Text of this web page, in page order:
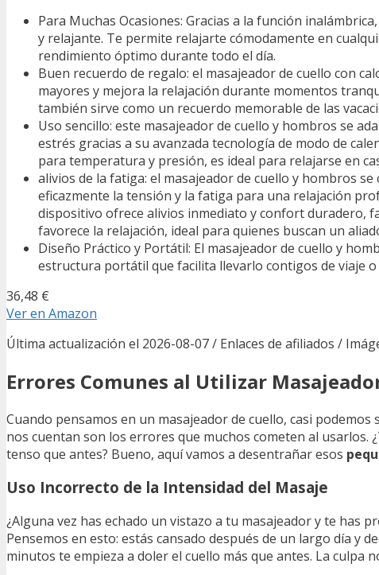
Para Muchas Ocasiones: Gracias a la función
y relajante. Te permite relajarte cómodamente en
rendimiento óptimo durante todo el día.
Buen recuerdo de regalo: el masajeador de cuello con
mayores y mejora la relajación durante momentos
también sirve como un recuerdo memorable de las
Uso sencillo: este masajeador de cuello y hombros se
estrés gracias a su avanzada tecnología de modo de
para temperatura y presión, es ideal para relajarse en
alivios de la fatiga: el masajeador de cuello y hombros
eficazmente la tensión y la fatiga para una relajación
dispositivo ofrece alivios inmediato y confort duradero,
favorece la relajación, ideal para quienes buscan un
Diseño Práctico y Portátil: El masajeador de cuello y
estructura portátil que facilita llevarlo contigos de viaje
36,48 €
Ver en Amazon
Última actualización el 2026-08-07 / Enlaces de afiliados /
Errores Comunes al Utilizar
Cuando pensamos en un masajeador de cuello, casi
nos cuentan son los errores que muchos cometen al
tenso que antes? Bueno, aquí vamos a desentrañar esos
Uso Incorrecto de la Intensidad del Masaje
¿Alguna vez has echado un vistazo a tu masajeador y te has
Pensemos en esto: estás cansado después de un largo día y
minutos te empieza a doler el cuello más que antes. La culpa